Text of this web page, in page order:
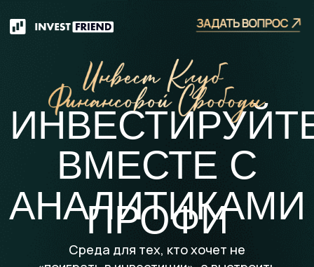
ИНВЕСТИРУЙТЕ
ВМЕСТЕ С
ПРОФИ
АНАЛИТИКАМИ
Cреда для тех, кто хочет не
«поиграть в инвестиции», а выстроить
систему инвестирования от
финансовой грамотности до
уверенного управления капиталом